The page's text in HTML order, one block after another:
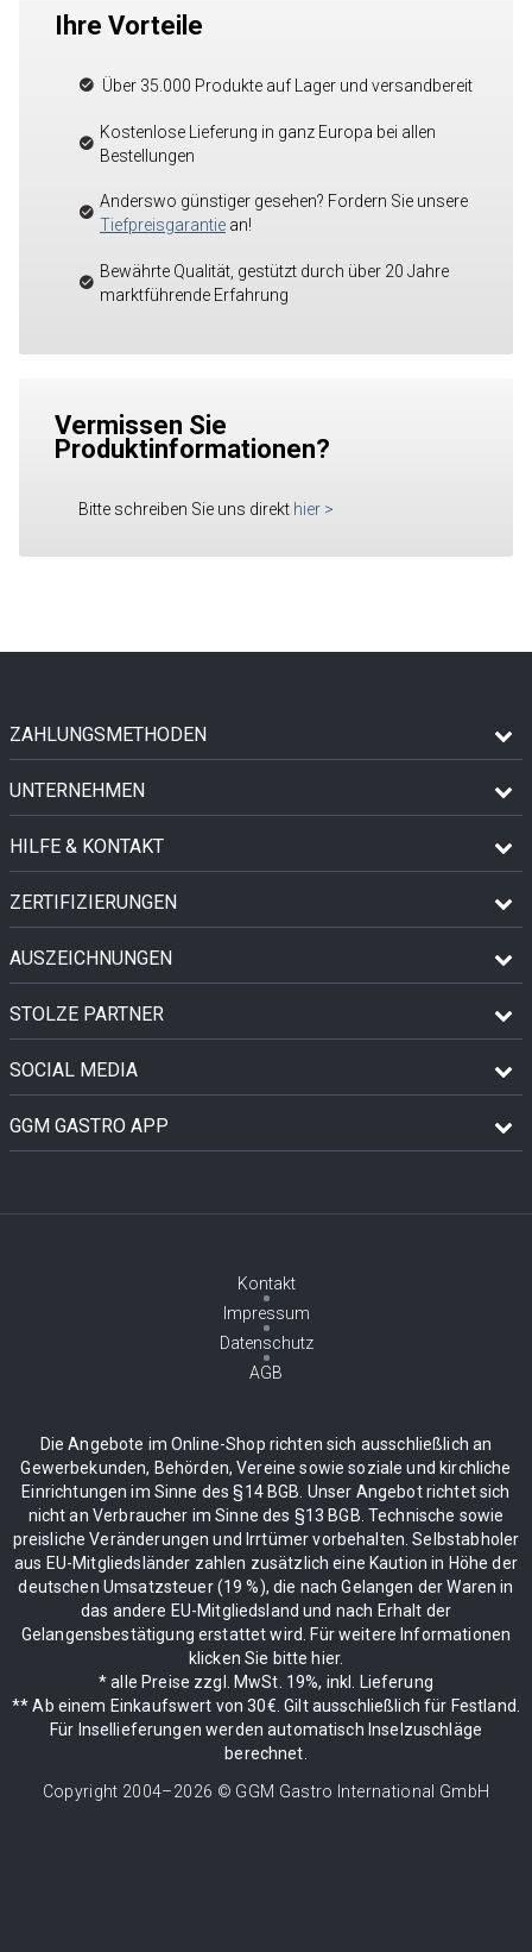
Ihre Vorteile
Über 35.000 Produkte auf Lager und versandbereit
Kostenlose Lieferung in ganz Europa bei allen
Bestellungen
Anderswo günstiger gesehen? Fordern Sie unsere
Tiefpreisgarantie an!
Bewährte Qualität, gestützt durch über 20 Jahre
marktführende Erfahrung
Vermissen Sie
Produktinformationen?
Bitte schreiben Sie uns direkt hier >
ZAHLUNGSMETHODEN
UNTERNEHMEN
HILFE & KONTAKT
ZERTIFIZIERUNGEN
AUSZEICHNUNGEN
STOLZE PARTNER
SOCIAL MEDIA
GGM GASTRO APP
Kontakt
Impressum
Datenschutz
AGB
Die Angebote im Online-Shop richten sich ausschließlich an
Gewerbekunden, Behörden, Vereine sowie soziale und kirchliche
Einrichtungen im Sinne des §14 BGB. Unser Angebot richtet sich
nicht an Verbraucher im Sinne des §13 BGB. Technische sowie
preisliche Veränderungen und Irrtümer vorbehalten. Selbstabholer
aus EU-Mitgliedsländer zahlen zusätzlich eine Kaution in Höhe der
deutschen Umsatzsteuer (19 %), die nach Gelangen der Waren in
das andere EU-Mitgliedsland und nach Erhalt der
Gelangensbestätigung erstattet wird. Für weitere Informationen
klicken Sie bitte hier.
* alle Preise zzgl. MwSt. 19%, inkl. Lieferung
** Ab einem Einkaufswert von 30€. Gilt ausschließlich für Festland.
Für Insellieferungen werden automatisch Inselzuschläge
berechnet.
Copyright 2004–2026 © GGM Gastro International GmbH